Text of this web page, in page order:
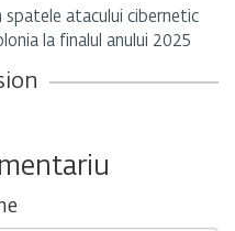
spatele atacului cibernetic
la finalul anului 2025